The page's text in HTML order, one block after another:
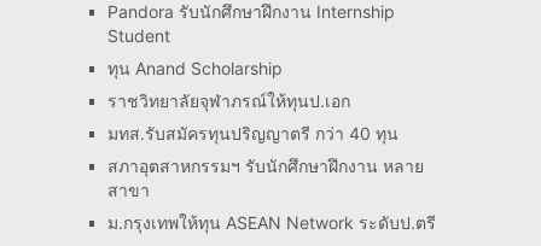
Pandora รับนักศึกษาฝึกงาน Internship
Student
ทุน Anand Scholarship
ราชวิทยาลัยจุฬาภรณ์ให้ทุนป.เอก
มทส.รับสมัครทุนปริญญาตรี กว่า 40 ทุน
สภาอุตสาหกรรมฯ รับนักศึกษาฝึกงาน หลาย
สาขา
ม.กรุงเทพให้ทุน ASEAN Network ระดับป.ตรี